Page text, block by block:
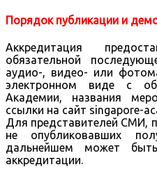
Порядок публикации и
Аккредитация
обязательной
аудио-, видео- или
электронном виде с
Академии, названия
ссылки на сайт singapore-
Для представителей СМИ,
не опубликовавших
дальнейшем может
аккредитации.